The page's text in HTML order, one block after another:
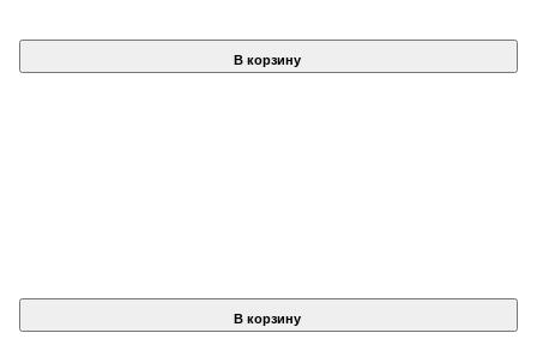
В корзину
В корзину